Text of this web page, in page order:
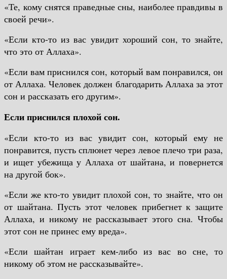
«Те, кому снятся праведные сны, наиболее правдивы в
своей речи».
«Если кто-то из вас увидит хороший сон, то знайте,
что это от Аллаха».
«Если вам приснился сон, который вам понравился, он
от Аллаха. Человек должен благодарить Аллаха за этот
сон и рассказать его другим».
Если приснился плохой сон.
«Если кто-то из вас увидит сон, который ему не
понравится, пусть сплюнет через левое плечо три раза,
и ищет убежища у Аллаха от шайтана, и повернется
на другой бок».
«Если же кто-то увидит плохой сон, то знайте, что он
от шайтана. Пусть этот человек прибегнет к защите
Аллаха, и никому не рассказывает этого сна. Чтобы
этот сон не принес ему вреда».
«Если шайтан играет кем-либо из вас во сне, то
никому об этом не рассказывайте».